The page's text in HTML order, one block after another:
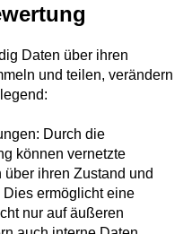
Daten über ihren
und teilen, verändern
Durch die
können vernetzte
ihren Zustand und
ermöglicht eine
nur auf äußeren